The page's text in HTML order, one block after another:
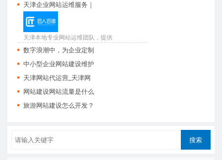
天津企业网站运维服务｜
天津本地专业网站运维团队，提供
网站日常更新...
数字浪潮中，为企业定制
中小型企业网站建设维护
天津网站代运营_天津网
网站建设网站流量是什么
旅游网站建设怎么开发？